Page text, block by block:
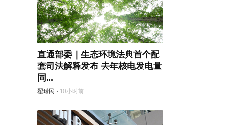
直通部委｜生态环境法典首个配
套司法解释发布 去年核电发电量
同...
翟瑞民 · 10小时前